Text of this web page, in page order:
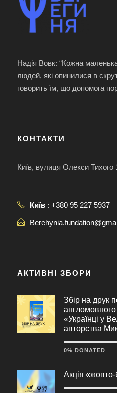
Надія Вовк: “Кожна
людей, які опинилися в
говорить їм, що допомога
КОНТАКТИ
Київ, вулиця Олекси Тихого
Київ : +380 95 227 5937
АКТИВНІ ЗБОРИ
Збір на друк
«Українці у
авторства
0% DONATED
Акція «жовто-